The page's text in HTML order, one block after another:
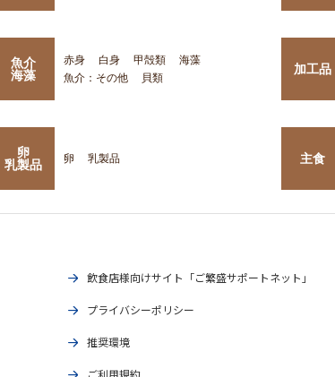
魚介
海藻
赤身 白身 甲殻類
海藻
魚介：その他
貝類
加工品
卵
乳製品
卵 乳製品 主食
飲食店様向けサイト「ご繁盛サポートネット」
プライバシーポリシー
推奨環境
ご利用規約